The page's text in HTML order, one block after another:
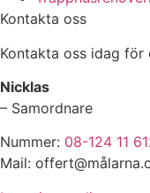
Kontakta oss
Kontakta oss idag
Nicklas
– Samordnare
Nummer: 08-124 11
Mail: